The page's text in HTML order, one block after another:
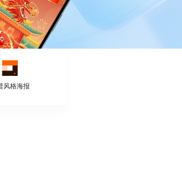
风格海报